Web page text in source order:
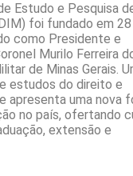
Estudo e Pesquisa
foi fundado em
como Presidente e
Murilo Ferreira
de Minas Gerais.
estudos do direito e
apresenta uma nova
no país, ofertando
extensão e